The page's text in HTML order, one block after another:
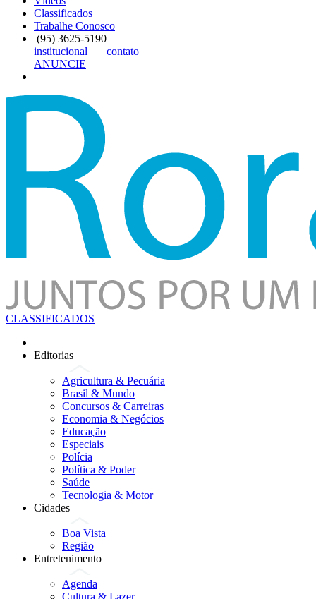
Classificados
Trabalhe Conosco
(95) 3625-5190
institucional | contato
ANUNCIE
CLASSIFICADOS
Editorias
Agricultura & Pecuária
Brasil & Mundo
Concursos & Carreiras
Economia & Negócios
Educação
Especiais
Polícia
Política & Poder
Saúde
Tecnologia & Motor
Cidades
Boa Vista
Região
Entretenimento
Agenda
Cultura & Lazer